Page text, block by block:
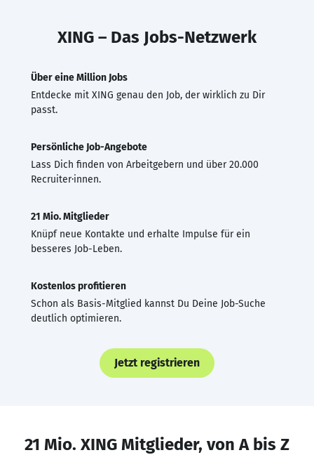
XING – Das Jobs-Netzwerk
Über eine Million Jobs
Entdecke mit XING genau den Job, der wirklich zu Dir
passt.
Persönliche Job-Angebote
Lass Dich finden von Arbeitgebern und über 20.000
Recruiter·innen.
21 Mio. Mitglieder
Knüpf neue Kontakte und erhalte Impulse für ein
besseres Job-Leben.
Kostenlos profitieren
Schon als Basis-Mitglied kannst Du Deine Job-Suche
deutlich optimieren.
Jetzt registrieren
21 Mio. XING Mitglieder, von A bis Z